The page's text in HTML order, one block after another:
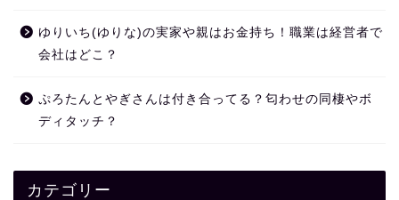
ゆりいち(ゆりな)の実家や親はお金持ち！職業は経営者で
会社はどこ？
ぷろたんとやぎさんは付き合ってる？匂わせの同棲やボ
ディタッチ？
カテゴリー